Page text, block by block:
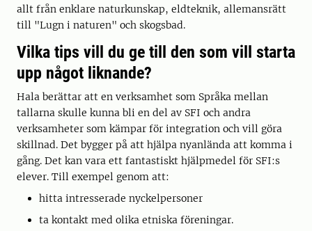
allt från enklare naturkunskap, eldteknik, allemansrätt
till "Lugn i naturen" och skogsbad.
Vilka tips vill du ge till den som vill starta
upp något liknande?
Hala berättar att en verksamhet som Språka mellan
tallarna skulle kunna bli en del av SFI och andra
verksamheter som kämpar för integration och vill göra
skillnad. Det bygger på att hjälpa nyanlända att komma i
gång. Det kan vara ett fantastiskt hjälpmedel för SFI:s
elever. Till exempel genom att:
hitta intresserade nyckelpersoner
ta kontakt med olika etniska föreningar.